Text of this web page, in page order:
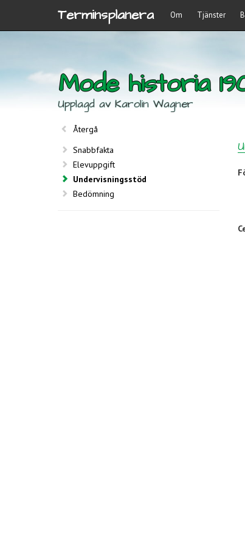
Terminsplanera Om Tjänster
Mode historia
Upplagd av Karolin Wagner
Återgå
Snabbfakta
Elevuppgift
Undervisningsstöd
Bedömning